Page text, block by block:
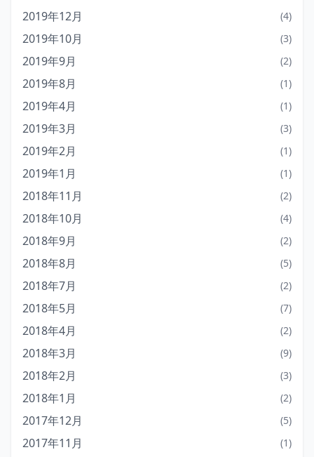
2019年12月
(4)
2019年10月 (3)
2019年9月 (2)
2019年8月 (1)
2019年4月 (1)
2019年3月 (3)
2019年2月 (1)
2019年1月 (1)
2018年11月 (2)
2018年10月 (4)
2018年9月 (2)
2018年8月 (5)
2018年7月 (2)
2018年5月 (7)
2018年4月 (2)
2018年3月 (9)
2018年2月 (3)
2018年1月 (2)
2017年12月 (5)
2017年11月 (1)